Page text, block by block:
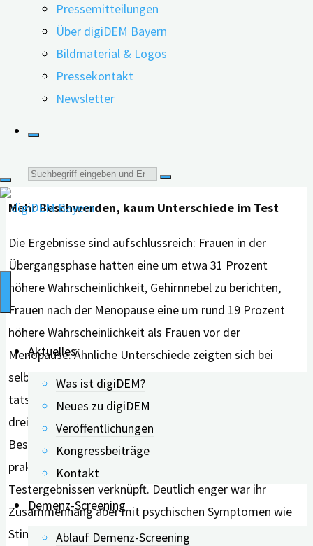
Pressemitteilungen
Über digiDEM Bayern
Bildmaterial & Logos
Pressekontakt
Newsletter
Suche
nach:
Aktuelles
Was ist digiDEM?
Neues zu digiDEM
Veröffentlichungen
Kongressbeiträge
Kontakt
Demenz-Screening
Ablauf Demenz-Screening
In die Untersuchung wurden 14.234 Frauen zwischen 45
und 55 Jahren aus der englischen REACT-Langzeitstudie
einbezogen. Alle Teilnehmerinnen absolvierten acht
computerbasierte Kognitionstests und wurden anhand
ihres Wechseljahrstatus in drei Gruppen eingeteilt:
Frauen vor der Menopause, Frauen in der
Menopause.
Mehr Beschwerden, kaum Unterschiede im Test
Die Ergebnisse sind aufschlussreich: Frauen in der
Übergangsphase hatten eine um etwa 31 Prozent
höhere Wahrscheinlichkeit, Gehirnnebel zu berichten,
Frauen nach der Menopause eine um rund 19 Prozent
höhere Wahrscheinlichkeit als Frauen vor der
Menopause. Ähnliche Unterschiede zeigten sich bei
selbst berichteten Gedächtnisproblemen. Die
tatsächliche Testleistung unterschied sich zwischen den
drei Gruppen jedoch kaum. Die persönlichen
Beschwerden waren nur in einem sehr schwachen,
praktisch kaum bedeutsamen Ausmaß mit den
Testergebnissen verknüpft. Deutlich enger war ihr
Zusammenhang aber mit psychischen Symptomen wie
Stimmungsschwankungen, Angst und gedrückter